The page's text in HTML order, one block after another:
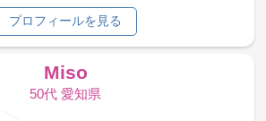
プロフィールを見る
Miso
50代 愛知県